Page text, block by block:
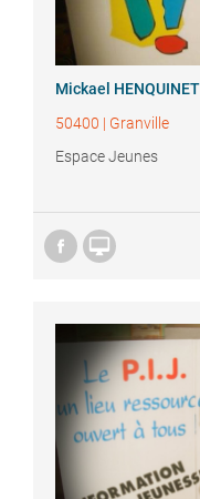
Mickael HENQUINET
50400 | Granville
Espace Jeunes
